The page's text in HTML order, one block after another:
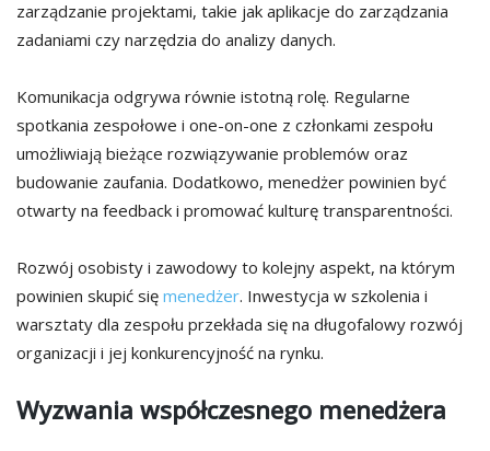
zarządzanie projektami, takie jak aplikacje do zarządzania
zadaniami czy narzędzia do analizy danych.
Komunikacja odgrywa równie istotną rolę. Regularne
spotkania zespołowe i one-on-one z członkami zespołu
umożliwiają bieżące rozwiązywanie problemów oraz
budowanie zaufania. Dodatkowo, menedżer powinien być
otwarty na feedback i promować kulturę transparentności.
Rozwój osobisty i zawodowy to kolejny aspekt, na którym
powinien skupić się menedżer. Inwestycja w szkolenia i
warsztaty dla zespołu przekłada się na długofalowy rozwój
organizacji i jej konkurencyjność na rynku.
Wyzwania współczesnego menedżera